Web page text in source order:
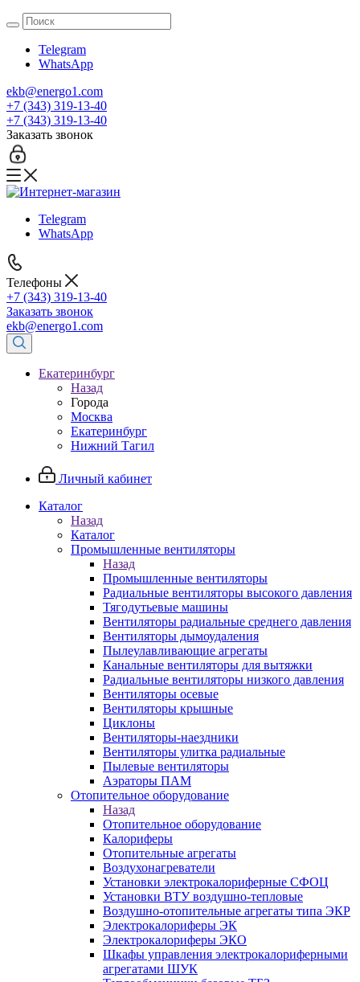
Telegram
WhatsApp
ekb@energo1.com
+7 (343) 319-13-40
+7 (343) 319-13-40
Заказать звонок
Telegram
WhatsApp
Телефоны
+7 (343) 319-13-40
Заказать звонок
ekb@energo1.com
Екатеринбург
Назад
Города
Москва
Екатеринбург
Нижний Тагил
Личный кабинет
Каталог
Назад
Каталог
Промышленные вентиляторы
Назад
Промышленные вентиляторы
Радиальные вентиляторы высокого давления
Тягодутьевые машины
Вентиляторы радиальные среднего давления
Вентиляторы дымоудаления
Пылеулавливающие агрегаты
Канальные вентиляторы для вытяжки
Радиальные вентиляторы низкого давления
Вентиляторы осевые
Вентиляторы крышные
Циклоны
Вентиляторы-наездники
Вентиляторы улитка радиальные
Пылевые вентиляторы
Аэраторы ПАМ
Отопительное оборудование
Назад
Отопительное оборудование
Калориферы
Отопительные агрегаты
Воздухонагреватели
Установки электрокалориферные СФОЦ
Установки ВТУ воздушно-тепловые
Воздушно-отопительные агрегаты типа ЭКР
Электрокалориферы ЭК
Электрокалориферы ЭКО
Шкафы управления электрокалориферными
агрегатами ШУК